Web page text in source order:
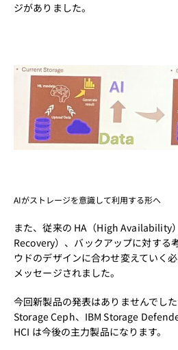
ジがありました。
AIがストレージを意識して利用する形へ
また、従来の HA（High Availability
Recovery）、バックアップに対する
ウドのデザインに合わせ変えていく
メッセージされました。
今回新製品の発表はありませんでし
Storage Ceph、IBM Storage
HCI は今後の主力製品になります。